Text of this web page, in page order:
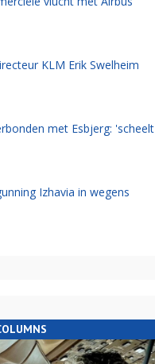
KLM Erik Swelheim
met Esbjerg: 'scheelt
Izhavia in wegens